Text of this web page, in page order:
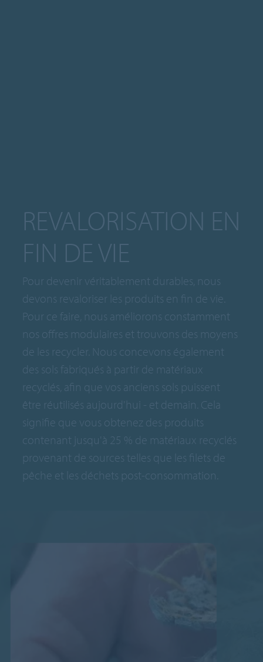
REVALORISATION EN
FIN DE VIE
Pour devenir véritablement durables, nous
devons revaloriser les produits en fin de vie.
Pour ce faire, nous améliorons constamment
nos offres modulaires et trouvons des moyens
de les recycler. Nous concevons également
des sols fabriqués à partir de matériaux
recyclés, afin que vos anciens sols puissent
être réutilisés aujourd'hui - et demain. Cela
signifie que vous obtenez des produits
contenant jusqu'à 25 % de matériaux recyclés
provenant de sources telles que les filets de
pêche et les déchets post-consommation.